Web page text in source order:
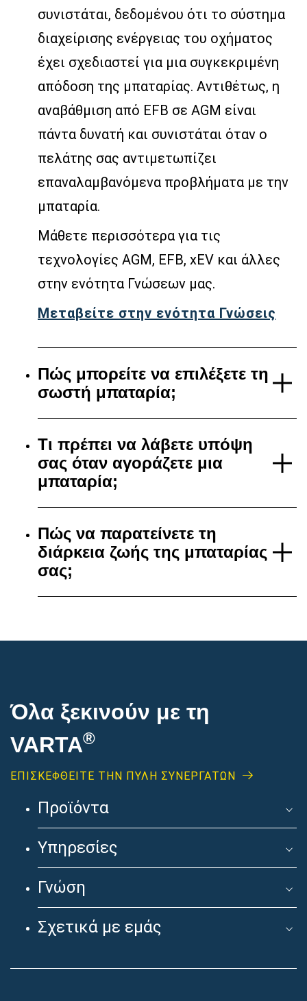
συνιστάται, δεδομένου ότι το σύστημα
διαχείρισης ενέργειας του οχήματος
έχει σχεδιαστεί για μια συγκεκριμένη
απόδοση της μπαταρίας. Αντιθέτως, η
αναβάθμιση από EFB σε AGM είναι
πάντα δυνατή και συνιστάται όταν ο
πελάτης σας αντιμετωπίζει
επαναλαμβανόμενα προβλήματα με την
μπαταρία.
Μάθετε περισσότερα για τις
τεχνολογίες AGM, EFB, xEV και άλλες
στην ενότητα Γνώσεων μας.
Μεταβείτε στην ενότητα Γνώσεις
Πώς μπορείτε να επιλέξετε τη
σωστή μπαταρία;
Τι πρέπει να λάβετε υπόψη
σας όταν αγοράζετε μια
μπαταρία;
Πώς να παρατείνετε τη
διάρκεια ζωής της μπαταρίας
σας;
Όλα ξεκινούν με τη
VARTA®
ΕΠΙΣΚΕΦΘΕΊΤΕ ΤΗΝ ΠΥΛΗ ΣΥΝΕΡΓΑΤΩΝ
Προϊόντα
Υπηρεσίες
Γνώση
Σχετικά με εμάς